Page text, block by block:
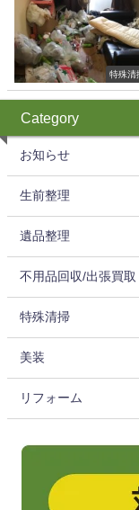
特殊清
Category
お知らせ
生前整理
遺品整理
不用品回収/出張買取
特殊清掃
美装
リフォーム